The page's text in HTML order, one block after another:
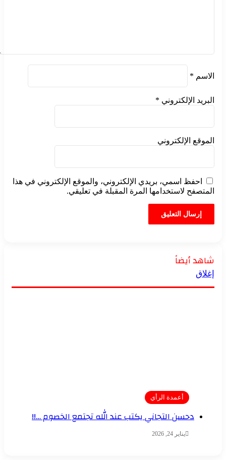
الاسم *
البريد الإلكتروني *
الموقع الإلكتروني
احفظ اسمي، بريدي الإلكتروني، والموقع الإلكتروني في هذا
المتصفح لاستخدامها المرة المقبلة في تعليقي.
شاهد أيضاً
إغلاق
أعمدة الرأي
دحسن التجاني يكتب عند الله تجتمع الخصوم …!!
يناير 24, 2026